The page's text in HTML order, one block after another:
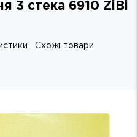
3 стека 6910 ZiBi
Схожі товари